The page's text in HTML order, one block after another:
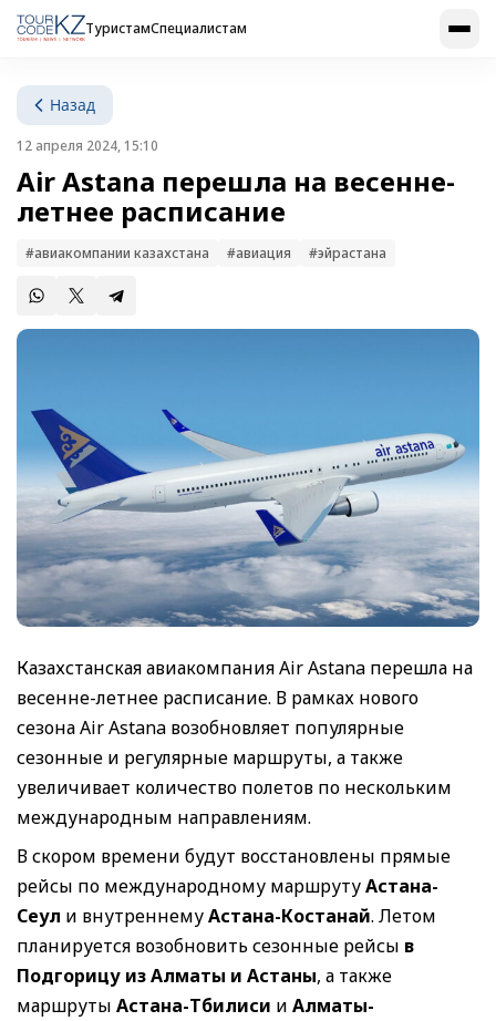
ТуристамСпециалистам
Назад
12 апреля 2024, 15:10
Air Astana перешла на весенне-
летнее расписание
#авиакомпании казахстана #авиация #эйрастана
Казахстанская авиакомпания Air Astana перешла на
весенне-летнее расписание. В рамках нового
сезона Air Astana возобновляет популярные
сезонные и регулярные маршруты, а также
увеличивает количество полетов по нескольким
международным направлениям.
В скором времени будут восстановлены прямые
рейсы по международному маршрутуАстана-
Сеул и внутреннемуАстана-Костанай. Летом
планируется возобновить сезонные рейсы в
Подгорицу из Алматы и Астаны, а также
маршруты Астана-Тбилиси и Алматы-